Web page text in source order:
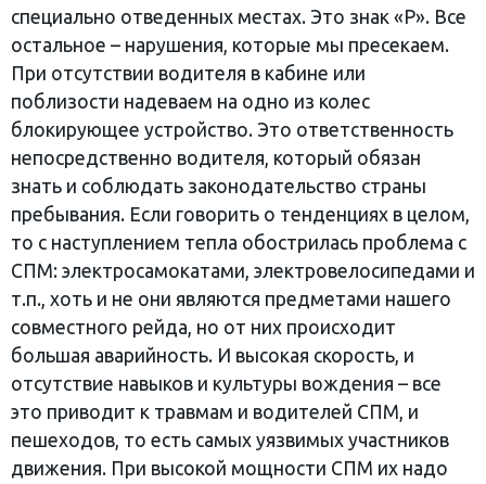
специально отведенных местах. Это знак «Р». Все
остальное – нарушения, которые мы пресекаем.
При отсутствии водителя в кабине или
поблизости надеваем на одно из колес
блокирующее устройство. Это ответственность
непосредственно водителя, который обязан
знать и соблюдать законодательство страны
пребывания. Если говорить о тенденциях в целом,
то с наступлением тепла обострилась проблема с
СПМ: электросамокатами, электровелосипедами и
т.п., хоть и не они являются предметами нашего
совместного рейда, но от них происходит
большая аварийность. И высокая скорость, и
отсутствие навыков и культуры вождения – все
это приводит к травмам и водителей СПМ, и
пешеходов, то есть самых уязвимых участников
движения. При высокой мощности СПМ их надо